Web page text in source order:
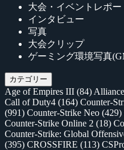
大会・イベントレポー
インタビュー
写真
大会クリップ
ゲーミング環境写真
カテゴリー
Age of Empires III (84)
Call of Duty4 (164) Counter-
(991) Counter-Strike Neo (429)
Counter-Strike Online 2 (18)
Counter-Strike: Global
(395) CROSSFIRE (113)